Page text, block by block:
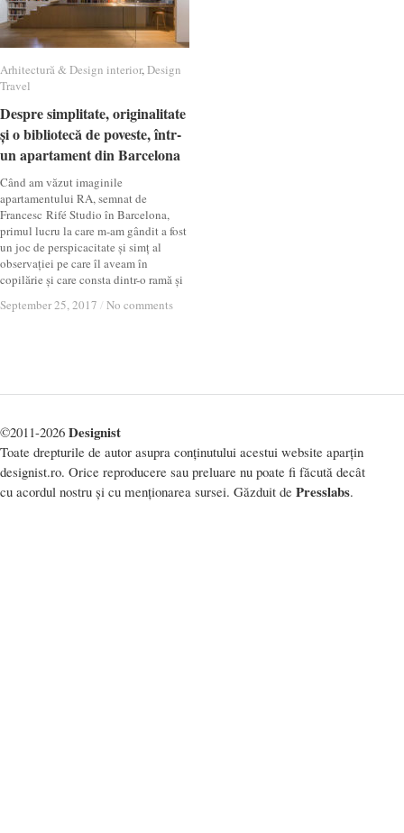
Arhitectură & Design interior,Design
Travel
Despre simplitate, originalitate
și o bibliotecă de poveste, într-
un apartament din Barcelona
Când am văzut imaginile
apartamentului RA, semnat de
Francesc Rifé Studio în Barcelona,
primul lucru la care m-am gândit a fost
un joc de perspicacitate și simț al
observației pe care îl aveam în
copilărie și care consta dintr-o ramă și
September 25, 2017 / No comments
Arhitectură & Design interior Design
Travel
Despre simplitate, originalitate
și o bibliotecă de poveste, într-
un apartament din Barcelona
September 25, 2017 / No comments
©2011-2026 Designist
Toate drepturile de autor asupra conținutului acestui website aparțin
designist.ro. Orice reproducere sau preluare nu poate fi făcută decât
cu acordul nostru și cu menționarea sursei. Găzduit de Presslabs.